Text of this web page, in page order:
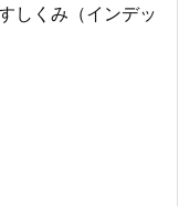
しくみ（インデッ